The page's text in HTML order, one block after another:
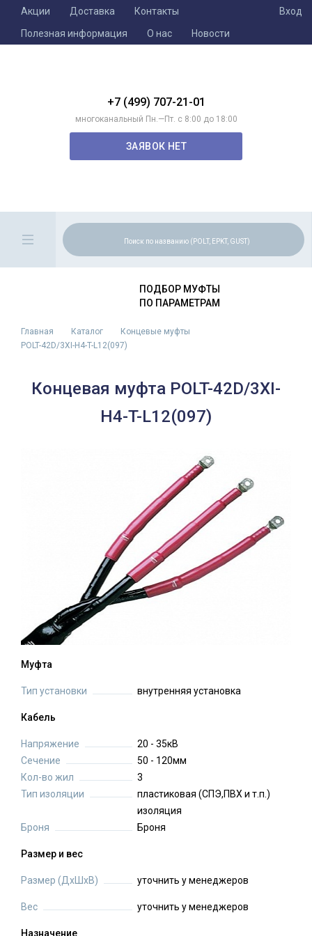
Акции Доставка
Контакты
Полезная информация
О нас Новости
Вход
+7 (499) 707-21-01
многоканальный Пн.—Пт. с 8:00 до 18:00
ЗАЯВОК НЕТ
ПОДБОР МУФТЫ
ПО ПАРАМЕТРАМ
Главная Каталог
Концевые муфты
POLT-42D/3XI-H4-T-L12(097)
Концевая муфта POLT-42D/3XI-
H4-T-L12(097)
Муфта
Тип установки внутренняя установка
Кабель
Напряжение
20 - 35кВ
Сечение
50 - 120мм
Кол-во жил
3
Тип изоляции
пластиковая (СПЭ,ПВХ и т.п.)
изоляция
Броня
Броня
Размер и вес
Размер (ДхШхВ) уточнить у менеджеров
Вес уточнить у менеджеров
Назначение